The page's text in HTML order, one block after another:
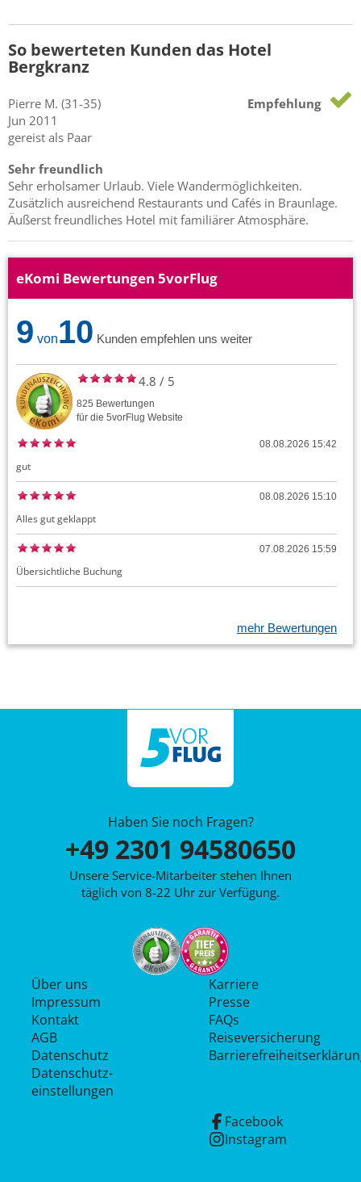
So bewerteten Kunden das Hotel
Bergkranz
Pierre M. (31-35)
Jun 2011
gereist als Paar
Empfehlung
Sehr freundlich
Sehr erholsamer Urlaub. Viele Wandermöglichkeiten.
Zusätzlich ausreichend Restaurants und Cafés in Braunlage.
Äußerst freundliches Hotel mit familiärer Atmosphäre.
eKomi Bewertungen 5vorFlug
9 von10 Kunden empfehlen uns weiter
4.8 / 5
825 Bewertungen
für die 5vorFlug Website
08.08.2026 15:42
gut
08.08.2026 15:10
Alles gut geklappt
07.08.2026 15:59
Übersichtliche Buchung
mehr Bewertungen
Haben Sie noch Fragen?
+49 2301 94580650
Unsere Service-Mitarbeiter stehen Ihnen
täglich von 8-22 Uhr zur Verfügung.
Über uns
Impressum
Kontakt
AGB
Datenschutz
Datenschutz­
einstellungen
Karriere
Presse
FAQs
Reiseversicherung
Facebook
Instagram